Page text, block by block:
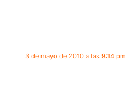
3 de mayo de 2010 a las 9:14 pm